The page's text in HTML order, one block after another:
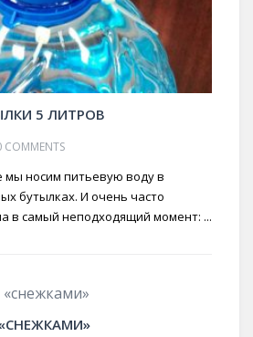
5 ЛИТРОВ
COMMENTS
мы носим питьевую воду в
бутылках. И очень часто
в самый неподходящий момент: ...